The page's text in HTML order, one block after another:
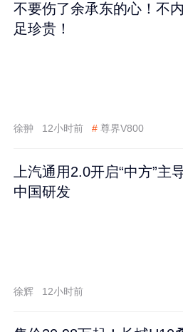
不要伤了余承东的心！不
足珍贵！
徐翀 12小时前 # 尊界V800
上汽通用2.0开启“中方”主
中国研发
徐辉 12小时前